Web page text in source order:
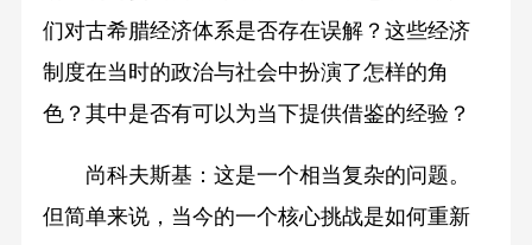
们对古希腊经济体系是否存在误解？这些经济
制度在当时的政治与社会中扮演了怎样的角
色？其中是否有可以为当下提供借鉴的经验？
尚科夫斯基：这是一个相当复杂的问题。
但简单来说，当今的一个核心挑战是如何重新